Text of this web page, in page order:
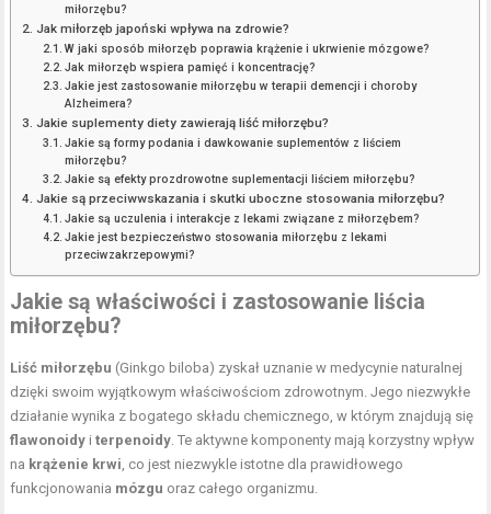
miłorzębu?
Jak miłorzęb japoński wpływa na zdrowie?
W jaki sposób miłorzęb poprawia krążenie i ukrwienie mózgowe?
Jak miłorzęb wspiera pamięć i koncentrację?
Jakie jest zastosowanie miłorzębu w terapii demencji i choroby
Alzheimera?
Jakie suplementy diety zawierają liść miłorzębu?
Jakie są formy podania i dawkowanie suplementów z liściem
miłorzębu?
Jakie są efekty prozdrowotne suplementacji liściem miłorzębu?
Jakie są przeciwwskazania i skutki uboczne stosowania miłorzębu?
Jakie są uczulenia i interakcje z lekami związane z miłorzębem?
Jakie jest bezpieczeństwo stosowania miłorzębu z lekami
przeciwzakrzepowymi?
Jakie są właściwości i zastosowanie liścia
miłorzębu?
Liść miłorzębu (Ginkgo biloba) zyskał uznanie w medycynie naturalnej
dzięki swoim wyjątkowym właściwościom zdrowotnym. Jego niezwykłe
działanie wynika z bogatego składu chemicznego, w którym znajdują się
flawonoidy iterpenoidy. Te aktywne komponenty mają korzystny wpływ
na krążenie krwi, co jest niezwykle istotne dla prawidłowego
funkcjonowania mózgu oraz całego organizmu.